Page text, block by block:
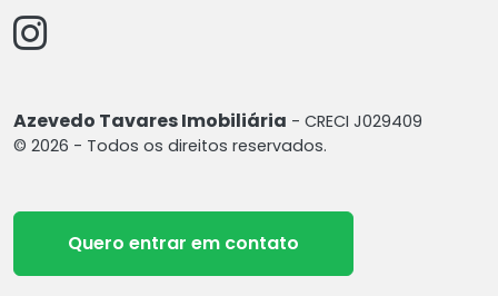
Azevedo Tavares Imobiliária - CRECI J029409
© 2026 - Todos os direitos reservados.
Quero entrar em contato